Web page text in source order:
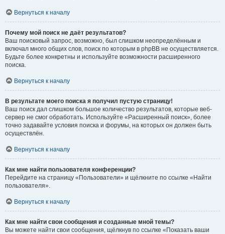
Вернуться к началу
Почему мой поиск не даёт результатов?
Ваш поисковый запрос, возможно, был слишком неопределённым и
включал много общих слов, поиск по которым в phpBB не осуществляется.
Будьте более конкретны и используйте возможности расширенного
поиска.
Вернуться к началу
В результате моего поиска я получил пустую страницу!
Ваш поиск дал слишком большое количество результатов, которые веб-
сервер не смог обработать. Используйте «Расширенный поиск», более
точно задавайте условия поиска и форумы, на которых он должен быть
осуществлён.
Вернуться к началу
Как мне найти пользователя конференции?
Перейдите на страницу «Пользователи» и щёлкните по ссылке «Найти
пользователя».
Вернуться к началу
Как мне найти свои сообщения и созданные мной темы?
Вы можете найти свои сообщения, щёлкнув по ссылке «Показать ваши